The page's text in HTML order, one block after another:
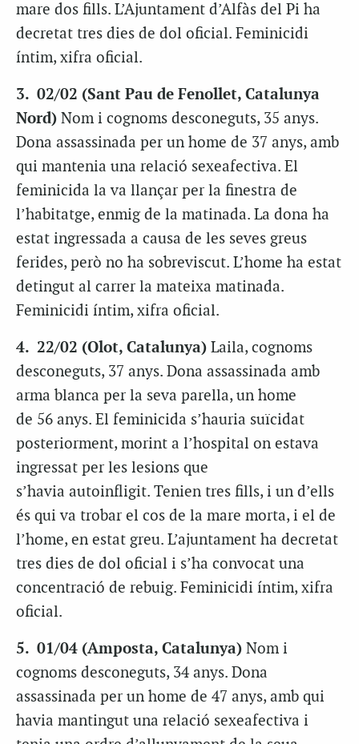
mare dos fills. L’Ajuntament d’Alfàs del Pi ha
decretat tres dies de dol oficial. Feminicidi
íntim, xifra oficial.
3. 02/02 (Sant Pau de Fenollet, Catalunya
Nord) Nom i cognoms desconeguts, 35 anys.
Dona assassinada per un home de 37 anys, amb
qui mantenia una relació sexeafectiva. El
feminicida la va llançar per la finestra de
l’habitatge, enmig de la matinada. La dona ha
estat ingressada a causa de les seves greus
ferides, però no ha sobreviscut. L’home ha estat
detingut al carrer la mateixa matinada.
Feminicidi íntim, xifra oficial.
4. 22/02 (Olot, Catalunya) Laila, cognoms
desconeguts, 37 anys. Dona assassinada amb
arma blanca per la seva parella, un home
de 56 anys. El feminicida s’hauria suïcidat
posteriorment, morint a l’hospital on estava
ingressat per les lesions que
s’havia autoinfligit. Tenien tres fills, i un d’ells
és qui va trobar el cos de la mare morta, i el de
l’home, en estat greu. L’ajuntament ha decretat
tres dies de dol oficial i s’ha convocat una
concentració de rebuig. Feminicidi íntim, xifra
oficial.
5. 01/04 (Amposta, Catalunya) Nom i
cognoms desconeguts, 34 anys. Dona
assassinada per un home de 47 anys, amb qui
havia mantingut una relació sexeafectiva i